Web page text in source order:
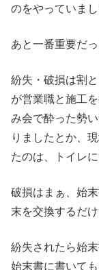
のをやっていまし
あと一番重要だ
紛失・破損は割
が営業職と施工
み会で酔った勢
りましたとか、
たのは、トイレ
破損はまぁ、始
末を交換するだけ
紛失されたら始
始末書に書いて